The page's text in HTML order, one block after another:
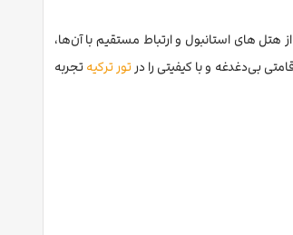
هتل ‌های استانبول و ارتباط مستقیم با آن‌ها،
بی‌دغدغه و با کیفیتی را در تور ترکیه تجربه